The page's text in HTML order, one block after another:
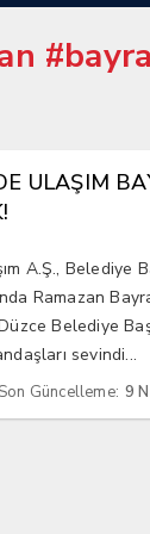
ULAŞIM
A.Ş., Belediye
Ramazan
Belediye
sevindi...
Son Güncelleme: 9